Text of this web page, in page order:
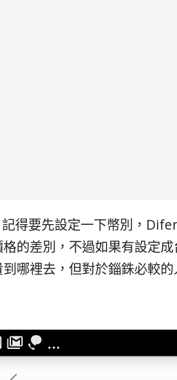
得要先設定一下幣別，
的差別，不過如果有設定
哪裡去，但對於錙銖必較